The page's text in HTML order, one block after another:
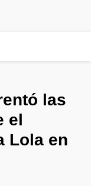
las
el
Lola en